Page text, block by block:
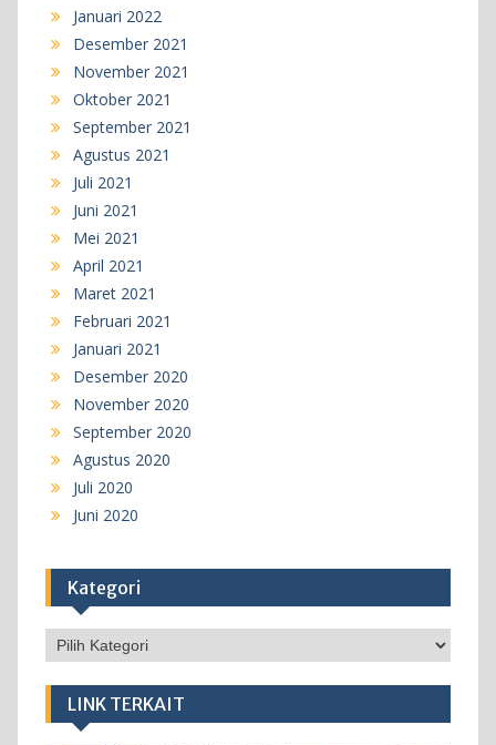
Januari 2022
Desember 2021
November 2021
Oktober 2021
September 2021
Agustus 2021
Juli 2021
Juni 2021
Mei 2021
April 2021
Maret 2021
Februari 2021
Januari 2021
Desember 2020
November 2020
September 2020
Agustus 2020
Juli 2020
Juni 2020
Kategori
Kategori
LINK TERKAIT